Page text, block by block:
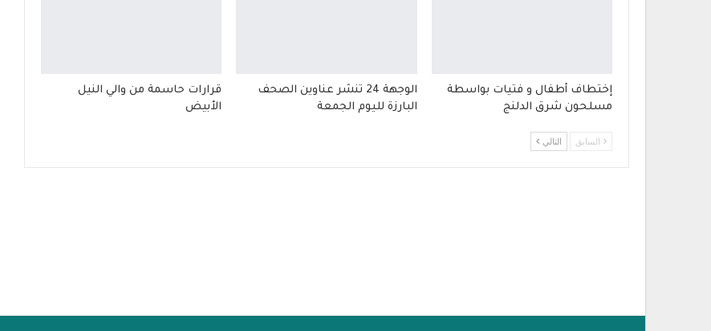
إختطاف أطفال و فتيات بواسطة
مسلحون شرق الدلنج
الوجهة 24 تنشر عناوين الصحف
البارزة لليوم الجمعة
قرارات حاسمة من والي النيل
الأبيض
السابق التالي